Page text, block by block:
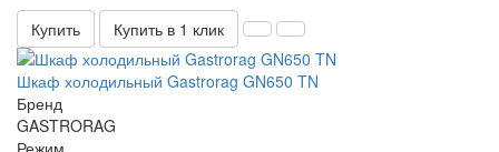
Купить
Купить в 1 клик
Шкаф холодильный Gastrorag GN650 TN
Бренд
GASTRORAG
Режим